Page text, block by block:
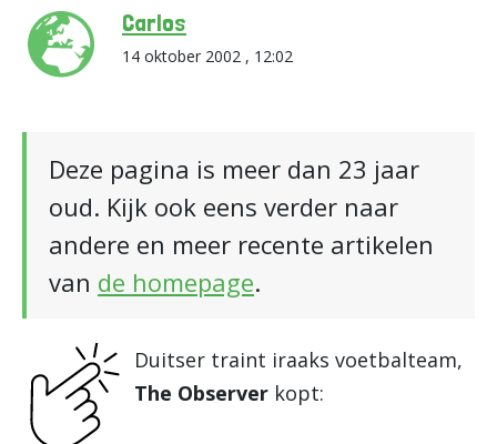
Carlos
14 oktober 2002 , 12:02
Deze pagina is meer dan 23 jaar
oud. Kijk ook eens verder naar
andere en meer recente artikelen
van de homepage.
Duitser traint iraaks voetbalteam,
The Observer kopt: